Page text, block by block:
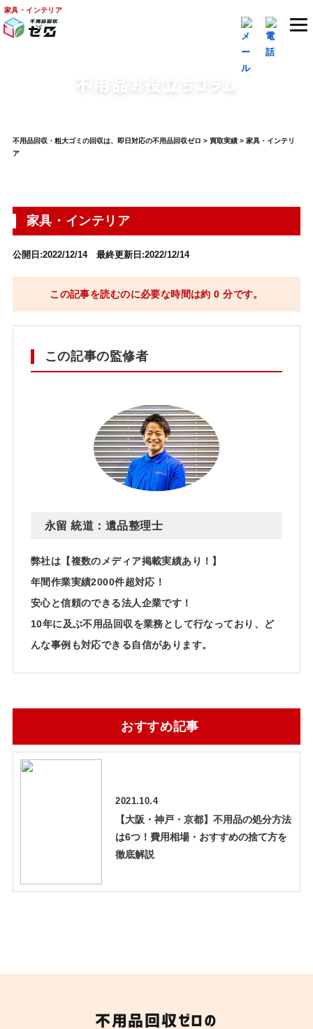
家具・インテリア
不用品お役立ちコラム
不用品回収・粗大ゴミの回収は、即日対応の不用品回収ゼロ > 買取実績> 家具・インテリ
ア
家具・インテリア
公開日:2022/12/14 最終更新日:2022/12/14
この記事を読むのに必要な時間は約 0 分です。
この記事の監修者
永留 統道：遺品整理士
弊社は【複数のメディア掲載実績あり！】
年間作業実績2000件超対応！
安心と信頼のできる法人企業です！
10年に及ぶ不用品回収を業務として行なっており、ど
んな事例も対応できる自信があります。
おすすめ記事
2021.10.4
【大阪・神戸・京都】不用品の処分方法
は6つ！費用相場・おすすめの捨て方を
徹底解説
不用品回収ゼロの